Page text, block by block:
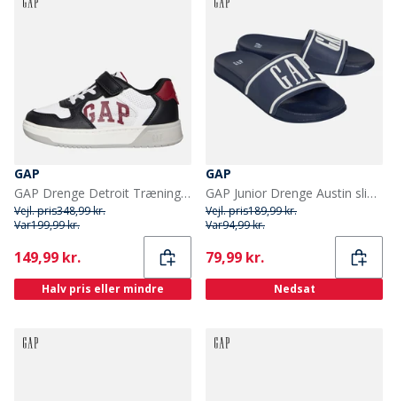
GAP
GAP Drenge Detroit Træningssko Sort/Hvid/Rød Black White Red
Vejl. pris348,99 kr.
Var199,99 kr.
Current
149,99 kr.
Halv pris eller mindre
GAP
GAP Junior Drenge Austin slippers navy/hvid Navy White
Vejl. pris189,99 kr.
Var94,99 kr.
Current
79,99 kr.
Nedsat